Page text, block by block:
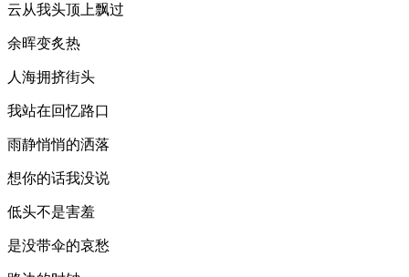
云从我头顶上飘过
余晖变炙热
人海拥挤街头
我站在回忆路口
雨静悄悄的洒落
想你的话我没说
低头不是害羞
是没带伞的哀愁